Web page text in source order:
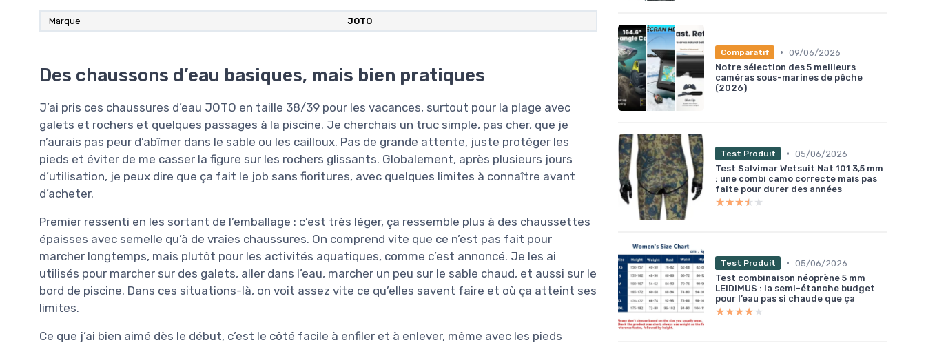
Marque JOTO
Des chaussons d’eau basiques, mais bien pratiques
J’ai pris ces chaussures d’eau JOTO en taille 38/39 pour les vacances, surtout pour la plage avec
galets et rochers et quelques passages à la piscine. Je cherchais un truc simple, pas cher, que je
n’aurais pas peur d’abîmer dans le sable ou les cailloux. Pas de grande attente, juste protéger les
pieds et éviter de me casser la figure sur les rochers glissants. Globalement, après plusieurs jours
d’utilisation, je peux dire que ça fait le job sans fioritures, avec quelques limites à connaître avant
d’acheter.
Premier ressenti en les sortant de l’emballage : c’est très léger, ça ressemble plus à des chaussettes
épaisses avec semelle qu’à de vraies chaussures. On comprend vite que ce n’est pas fait pour
marcher longtemps, mais plutôt pour les activités aquatiques, comme c’est annoncé. Je les ai
utilisés pour marcher sur des galets, aller dans l’eau, marcher un peu sur le sable chaud, et aussi sur le
bord de piscine. Dans ces situations-là, on voit assez vite ce qu’elles savent faire et où ça atteint ses
limites.
Ce que j’ai bien aimé dès le début, c’est le côté facile à enfiler et à enlever, même avec les pieds
Comparatif • 09/06/2026
Notre sélection des 5 meilleurs
caméras sous-marines de pêche
(2026)
Test Produit • 05/06/2026
Test Salvimar Wetsuit Nat 101 3,5 mm
: une combi camo correcte mais pas
faite pour durer des années
★★★★★
★★★★★
Test Produit • 05/06/2026
Test combinaison néoprène 5 mm
LEIDIMUS : la semi-étanche budget
pour l’eau pas si chaude que ça
★★★★★
★★★★★